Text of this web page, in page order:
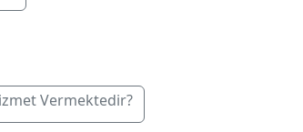
Vermektedir?